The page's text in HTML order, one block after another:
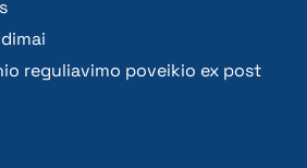
reguliavimo poveikio ex post